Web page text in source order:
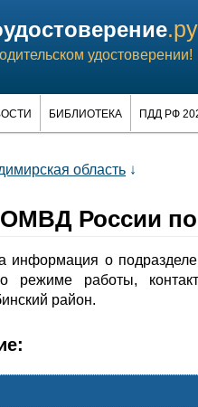
.ру
удостоверении!
БИБЛИОТЕКА ПДД РФ
область ↓
России по
информация о
режиме работы,
район.